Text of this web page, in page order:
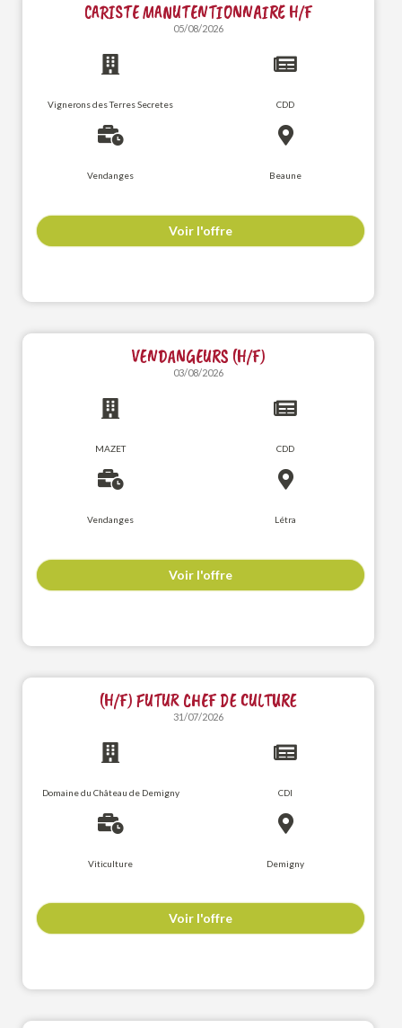
CARISTE MANUTENTIONNAIRE H/F
05/08/2026
Vignerons des Terres Secretes CDD
Vendanges Beaune
Voir l'offre
VENDANGEURS (H/F)
03/08/2026
MAZET CDD
Vendanges Létra
Voir l'offre
(H/F) FUTUR CHEF DE CULTURE
31/07/2026
Domaine du Château de Demigny CDI
Viticulture Demigny
Voir l'offre